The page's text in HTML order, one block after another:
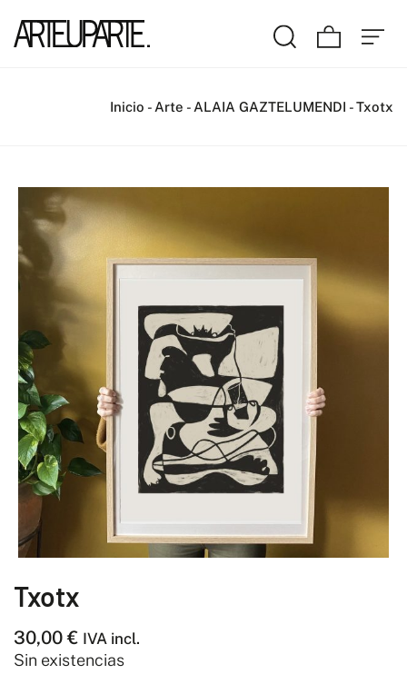
Inicio - Arte - ALAIA GAZTELUMENDI -Txotx
Txotx
30,00€ IVA incl.
Sin existencias